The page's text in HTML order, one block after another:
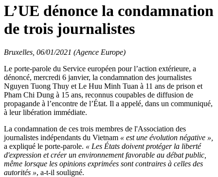
L’UE dénonce la condamnation
de trois journalistes
Bruxelles, 06/01/2021 (Agence Europe)
Le porte-parole du Service européen pour l’action extérieure, a
dénoncé, mercredi 6 janvier, la condamnation des journalistes
Nguyen Tuong Thuy et Le Huu Minh Tuan à 11 ans de prison et
Pham Chi Dung à 15 ans, reconnus coupables de diffusion de
propagande à l’encontre de l’État. Il a appelé, dans un communiqué,
à leur libération immédiate.
La condamnation de ces trois membres de l'Association des
journalistes indépendants du Vietnam « est une évolution négative »,
a expliqué le porte-parole. « Les États doivent protéger la liberté
d'expression et créer un environnement favorable au débat public,
même lorsque les opinions exprimées sont contraires à celles des
autorités », a-t-il souligné.